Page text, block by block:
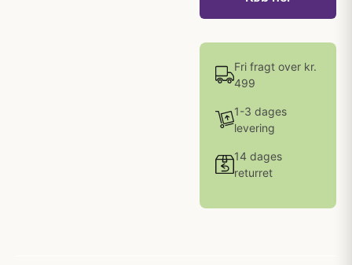
Fri fragt over kr.
499
1-3 dages
levering
14 dages
returret